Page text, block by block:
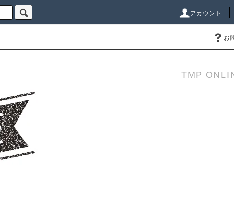
アカウント
お
TMP